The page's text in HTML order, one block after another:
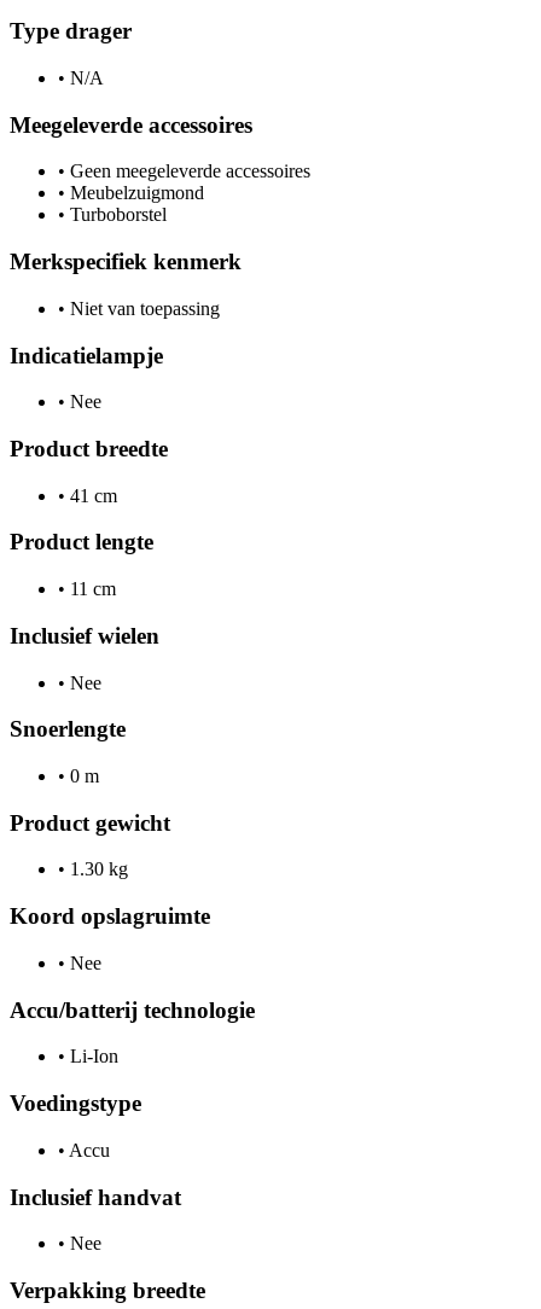
Type drager
• N/A
Meegeleverde accessoires
• Geen meegeleverde accessoires
• Meubelzuigmond
• Turboborstel
Merkspecifiek kenmerk
• Niet van toepassing
Indicatielampje
• Nee
Product breedte
• 41 cm
Product lengte
• 11 cm
Inclusief wielen
• Nee
Snoerlengte
• 0 m
Product gewicht
• 1.30 kg
Koord opslagruimte
• Nee
Accu/batterij technologie
• Li-Ion
Voedingstype
• Accu
Inclusief handvat
• Nee
Verpakking breedte